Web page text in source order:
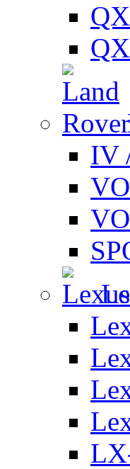
IV